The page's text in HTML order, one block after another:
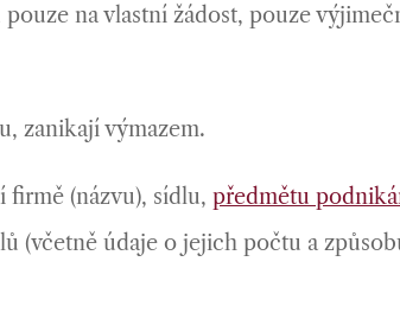
na vlastní žádost, pouze
zanikají výmazem.
firmě (názvu), sídlu,předmětu
(včetně údaje o jejich počtu a